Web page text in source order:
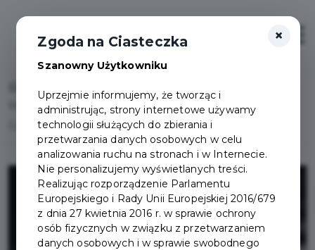
Wystawa „Podwory” w Domu Wiedemanna w Pruszczu
Gdańskim
×
Zgoda na Ciasteczka
Szanowny Użytkowniku
Uprzejmie informujemy, że tworząc i
administrując, strony internetowe używamy
technologii służących do zbierania i
przetwarzania danych osobowych w celu
analizowania ruchu na stronach i w Internecie.
Nie personalizujemy wyświetlanych treści.
Realizując rozporządzenie Parlamentu
Europejskiego i Rady Unii Europejskiej 2016/679
z dnia 27 kwietnia 2016 r. w sprawie ochrony
osób fizycznych w związku z przetwarzaniem
danych osobowych i w sprawie swobodnego